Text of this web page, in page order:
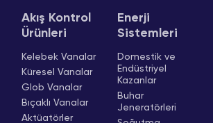
Akış Kontrol
Ürünleri
Kelebek Vanalar
Küresel Vanalar
Glob Vanalar
Bıçaklı Vanalar
Aktüatörler
Enerji
Sistemleri
Domestik ve
Endüstriyel
Kazanlar
Buhar
Jeneratörleri